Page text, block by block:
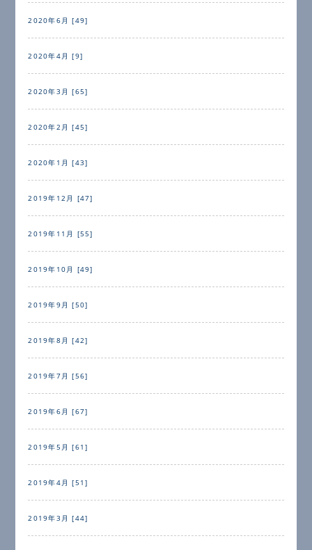
2020年6月 [49]
2020年4月 [9]
2020年3月 [65]
2020年2月 [45]
2020年1月 [43]
2019年12月 [47]
2019年11月 [55]
2019年10月 [49]
2019年9月 [50]
2019年8月 [42]
2019年7月 [56]
2019年6月 [67]
2019年5月 [61]
2019年4月 [51]
2019年3月 [44]